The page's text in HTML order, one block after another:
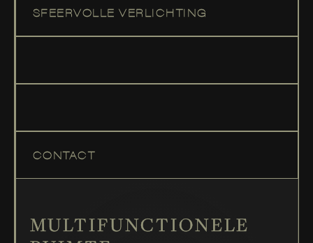
SFEERVOLLE VERLICHTING
CONTACT
MULTIFUNCTIONELE